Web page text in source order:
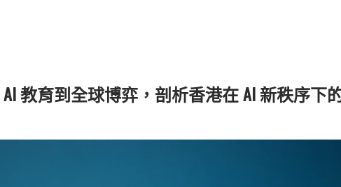
教育到全球博弈，剖析香港在 AI 新秩序下